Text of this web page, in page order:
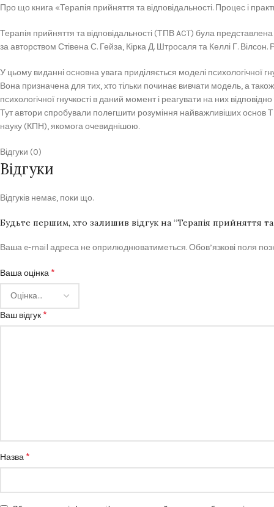
Про що книга «Терапія прийняття та відповідальності. Процес і
Терапія прийняття та відповідальності (ТПВ ACT) була
за авторством Стівена С. Гейза, Кірка Д. Штросаля та Келлі Г.
У цьому виданні основна увага приділяється моделі психологічної
Вона призначена для тих, хто тільки починає вивчати модель, а
психологічної гнучкості в даний момент і реагувати на них
Тут автори спробували полегшити розуміння найважливіших основ
науку (КПН), якомога очевиднішою.
Відгуки (0)
Відгуки
Відгуків немає, поки що.
Будьте першим, хто залишив відгук на “Терапія прийняття
Ваша e-mail адреса не оприлюднюватиметься.Обов’язкові поля
Ваша оцінка *
Ваш відгук *
Назва *